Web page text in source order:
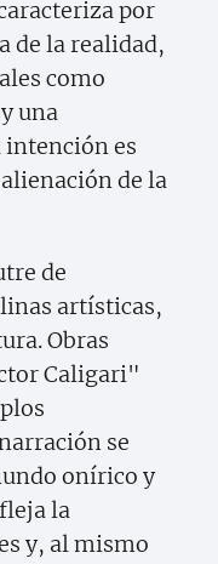
por
de la realidad,
como
una
es
de la
de
artísticas,
Obras
Caligari"
se
onírico y
la
y, al mismo